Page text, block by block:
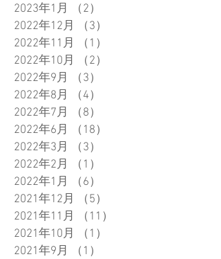
2023年1月
（2）
2022年12月
（3）
2022年11月
（1）
2022年10月
（2）
2022年9月
（3）
2022年8月
（4）
2022年7月
（8）
2022年6月
（18）
2022年3月
（3）
2022年2月
（1）
2022年1月
（6）
2021年12月
（5）
2021年11月
（11）
2021年10月
（1）
2021年9月
（1）